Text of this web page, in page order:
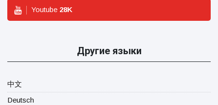
Youtube 28K
Другие языки
中文
Deutsch